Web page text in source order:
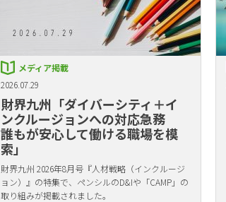
メディア掲載
2026.07.29
財界九州「ダイバーシティ＋イ
ンクルージョンへの対応急務
誰もが安心して働ける職場を模
索」
財界九州 2026年8月号『人材戦略（インクルージ
ョン）』の特集で、ペンシルのD&Iや「CAMP」の
取り組みが掲載されました。